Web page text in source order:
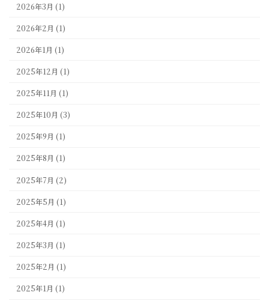
2026年3月 (1)
2026年2月 (1)
2026年1月 (1)
2025年12月 (1)
2025年11月 (1)
2025年10月 (3)
2025年9月 (1)
2025年8月 (1)
2025年7月 (2)
2025年5月 (1)
2025年4月 (1)
2025年3月 (1)
2025年2月 (1)
2025年1月 (1)